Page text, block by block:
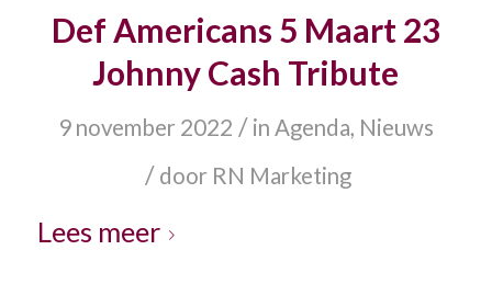
Def Americans 5 Maart 23
Johnny Cash Tribute
9 november 2022 / in Agenda, Nieuws
/ door RN Marketing
Lees meer